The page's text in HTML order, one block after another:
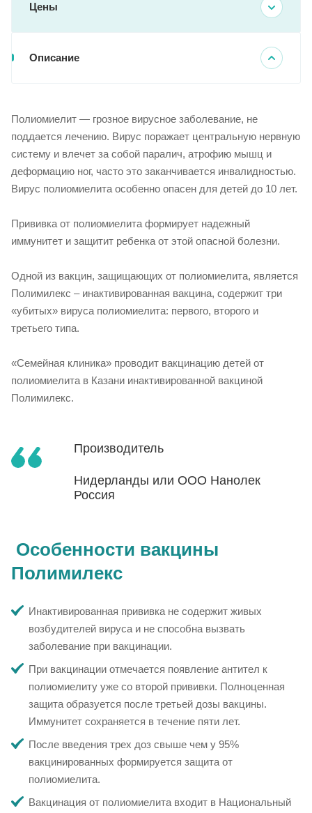
Описание
Полиомиелит — грозное вирусное заболевание, не
поддается лечению. Вирус поражает центральную нервную
систему и влечет за собой паралич, атрофию мышц и
деформацию ног, часто это заканчивается инвалидностью.
Вирус полиомиелита особенно опасен для детей до 10 лет.
Прививка от полиомиелита формирует надежный
иммунитет и защитит ребенка от этой опасной болезни.
Одной из вакцин, защищающих от полиомиелита, является
Полимилекс – инактивированная вакцина, содержит три
«убитых» вируса полиомиелита: первого, второго и
третьего типа.
«Семейная клиника» проводит вакцинацию детей от
полиомиелита в Казани инактивированной вакциной
Полимилекс.
Производитель
Нидерланды или ООО Нанолек
Россия
Особенности вакцины
Полимилекс
Инактивированная прививка не содержит живых
возбудителей вируса и не способна вызвать
заболевание при вакцинации.
При вакцинации отмечается появление антител к
полиомиелиту уже со второй прививки. Полноценная
защита образуется после третьей дозы вакцины.
Иммунитет сохраняется в течение пяти лет.
После введения трех доз свыше чем у 95%
вакцинированных формируется защита от
полиомиелита.
Вакцинация от полиомиелита входит в Национальный
Цены